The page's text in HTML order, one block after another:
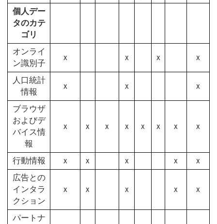
個人デー
タのカテ
ゴリ
オンライ
ン識別子
x x x x
人口統計
情報
x x x
ブラウザ
およびデ
バイス情
報
x x x x x x x x
行動情報 x x x x
x
広告との
インタラ
クション
x x x x x
パートナ